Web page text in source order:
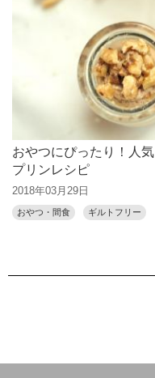
おやつにぴったり！人
プリンレシピ
2018年03月29日
おやつ・間食 ギルトフリー